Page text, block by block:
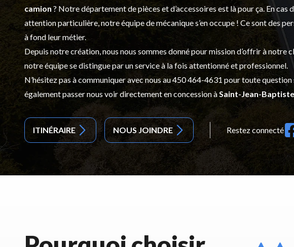
camion ? Notre département depièces et d’accessoires est là pour ça. En cas
attention particulière, notre équipe de mécanique s’en occupe ! Ce sont des
à fond leur métier.
Depuis notre création, nous nous sommes donné pour mission d’offrir à notre
notre équipe se distingue par un service à la fois attentionné et professionnel.
N’hésitez pas à communiquer avec nous au450 464-4631 pour toute question
également passer nous voir directement en concession àSaint-Jean-Baptiste
ITINÉRAIRE NOUS JOINDRE Restez connecté